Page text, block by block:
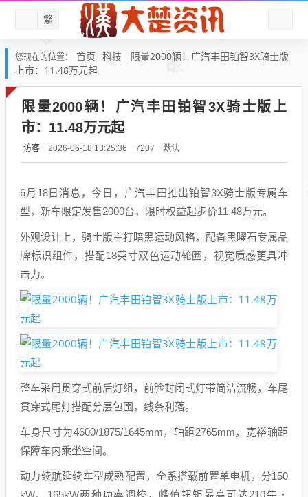
繁
您现在的位置： 首页 科技
限量2000辆！广汽丰田铂智3X骑士版
上市：11.48万元起
限量2000辆！广汽丰田铂智3X骑士版上
市：11.48万元起
访客 2026-06-18 13:25:36 7207 默认
6月18日消息，今日，广汽丰田推出铂智3X骑士版专属车
型，新车限定发售2000台，限时权益起步价11.48万元。
外观设计上，骑士版主打暗黑运动风格，配备黑曜石专属品
牌标识组件，搭配18英寸双色运动轮圈，视觉质感更具冲
击力。
整车采用贯穿式前后灯组，前脸封闭式灯带简洁流畅，车尾
贯穿式尾灯搭配分层包围，线条利落。
车身尺寸为4600/1875/1645mm，轴距2765mm，宽裕轴距
保障车内乘坐空间。
动力续航延续车型成熟配置，全系搭载前置单电机，分150
kW、165kW两种功率调校，峰值扭矩最高可达210牛・